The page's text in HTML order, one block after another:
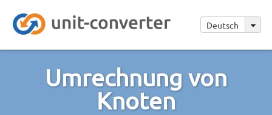
Deutsch
Umrechnung von
Knoten